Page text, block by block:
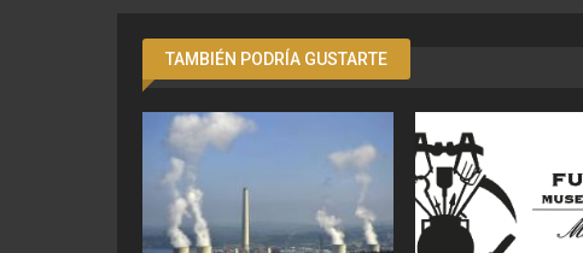
TAMBIÉN PODRÍA GUSTARTE